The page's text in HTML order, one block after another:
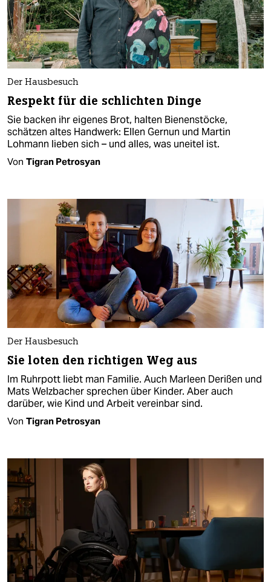
Der Hausbesuch
Respekt für die schlichten Dinge
Sie backen ihr eigenes Brot, halten Bienenstöcke,
schätzen altes Handwerk: Ellen Gernun und Martin
Lohmann lieben sich – und alles, was uneitel ist.
Von Tigran Petrosyan
Der Hausbesuch
Sie loten den richtigen Weg aus
Im Ruhrpott liebt man Familie. Auch Marleen Derißen und
Mats Welzbacher sprechen über Kinder. Aber auch
darüber, wie Kind und Arbeit vereinbar sind.
Von Tigran Petrosyan